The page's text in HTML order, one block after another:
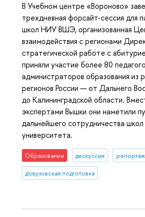
В Учебном центре «Вороново»
трехдневная форсайт-сессия для
школ НИУ ВШЭ, организованная
взаимодействия с регионами
стратегической работе с
приняли участие более 80
администраторов образования из
регионов России — от Дальнего
до Калининградской области.
экспертами Вышки они наметили
дальнейшего сотрудничества школ
университета.
Образование дискуссии
довузовская подготовка